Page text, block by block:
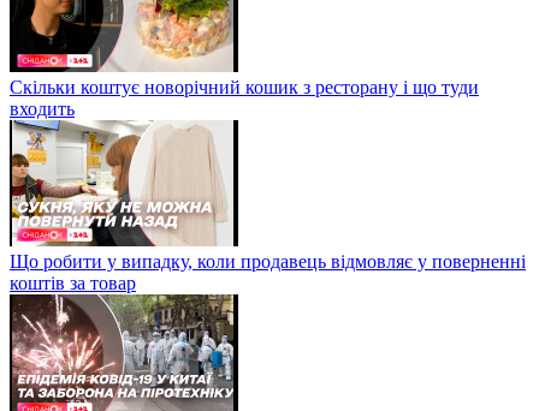
Скільки коштує новорічний кошик з ресторану і що туди
входить
Що робити у випадку, коли продавець відмовляє у поверненні
коштів за товар